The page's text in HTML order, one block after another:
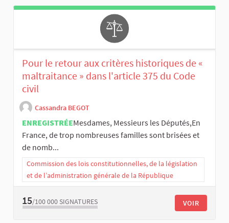
Pour le retour aux critères historiques de «
maltraitance » dans l'article 375 du Code
civil
Cassandra BEGOT
ENREGISTRÉE​Mesdames, Messieurs les Députés, ​En
France, de trop nombreuses familles sont brisées et
de nomb...
Commission des lois constitutionnelles, de la législation
et de l’administration générale de la République
15/100 000 SIGNATURES VOIR